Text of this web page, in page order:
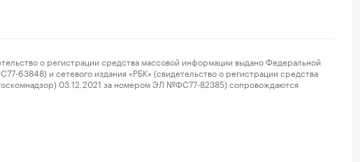
о регистрации средства массовой информации выдано Федеральной
63848) и сетевого издания «РБК» (свидетельство о регистрации средства
03.12.2021 за номером ЭЛ №ФС77-82385) сопровождаются